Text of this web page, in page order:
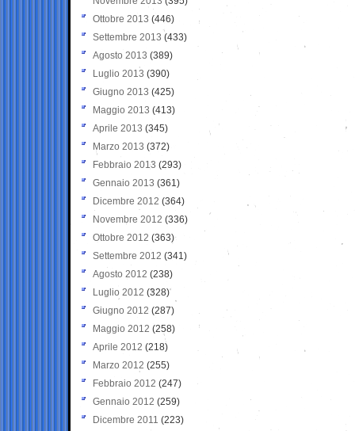
Ottobre 2013 (446)
Settembre 2013 (433)
Agosto 2013 (389)
Luglio 2013 (390)
Giugno 2013 (425)
Maggio 2013 (413)
Aprile 2013 (345)
Marzo 2013 (372)
Febbraio 2013 (293)
Gennaio 2013 (361)
Dicembre 2012 (364)
Novembre 2012 (336)
Ottobre 2012 (363)
Settembre 2012 (341)
Agosto 2012 (238)
Luglio 2012 (328)
Giugno 2012 (287)
Maggio 2012 (258)
Aprile 2012 (218)
Marzo 2012 (255)
Febbraio 2012 (247)
Gennaio 2012 (259)
Dicembre 2011 (223)